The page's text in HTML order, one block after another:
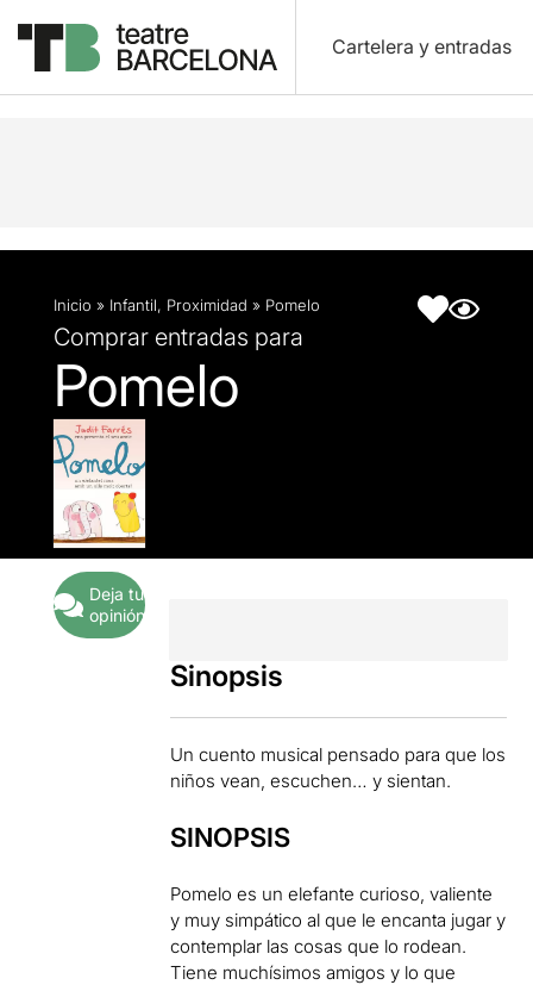
Cartelera y entradas
Descripción Ficha artística
Inicio » Infantil, Proximidad » Pomelo
Comprar entradas para
Pomelo
Deja tu
opinión
Sinopsis
Un cuento musical pensado para que los
niños vean ,escuchen… y sientan.
SINOPSIS
Pomelo es un elefante curioso , valiente
y muy simpático al que le encanta jugar y
contemplar las cosas que lo rodean.
Tiene muchísimos amigos y lo que